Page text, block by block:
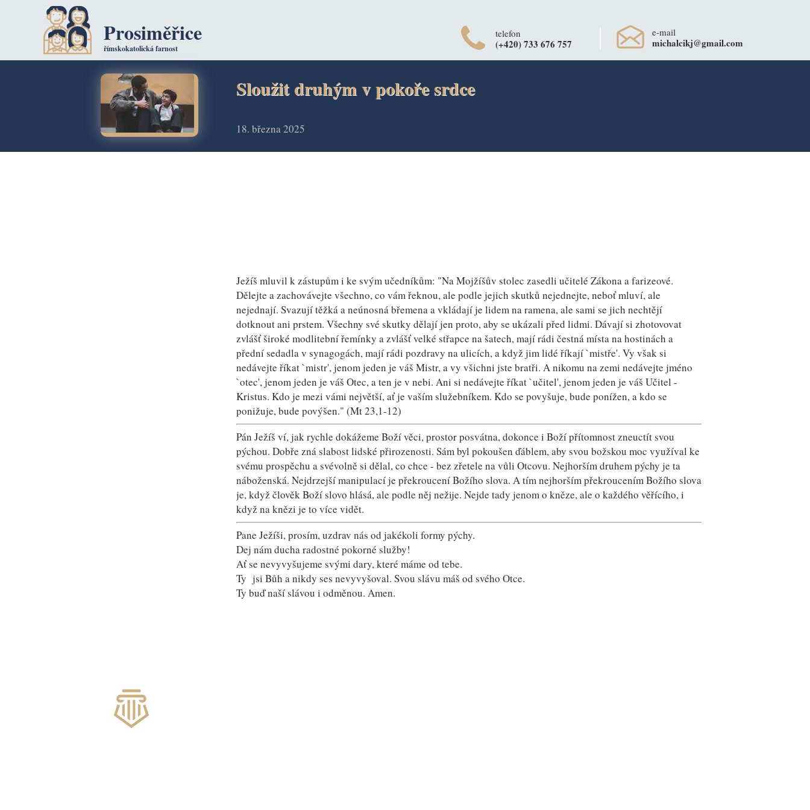
Prosiměřice
římskokatolická farnost
telefon
(+420) 733 676 757
e-mail
michalcikj@gmail.com
18. března 2025
Sloužit druhým v pokoře srdce
Ježíš mluvil k zástupům i ke svým učedníkům: "Na Mojžíšův stolec zasedli učitelé Zákona a farizeové.
Dělejte a zachovávejte všechno, co vám řeknou, ale podle jejich skutků nejednejte, neboť mluví, ale
nejednají. Svazují těžká a neúnosná břemena a vkládají je lidem na ramena, ale sami se jich nechtějí
dotknout ani prstem. Všechny své skutky dělají jen proto, aby se ukázali před lidmi. Dávají si zhotovovat
zvlášť široké modlitební řemínky a zvlášť velké střapce na šatech, mají rádi čestná místa na hostinách a
přední sedadla v synagogách, mají rádi pozdravy na ulicích, a když jim lidé říkají `mistře'. Vy však si
nedávejte říkat `mistr', jenom jeden je váš Mistr, a vy všichni jste bratři. A nikomu na zemi nedávejte jméno
`otec', jenom jeden je váš Otec, a ten je v nebi. Ani si nedávejte říkat `učitel', jenom jeden je váš Učitel -
Kristus. Kdo je mezi vámi největší, ať je vaším služebníkem. Kdo se povyšuje, bude ponížen, a kdo se
ponižuje, bude povýšen." (Mt 23,1-12)
Pán Ježíš ví, jak rychle dokážeme Boží věci, prostor posvátna, dokonce i Boží přítomnost zneuctít svou
pýchou. Dobře zná slabost lidské přirozenosti. Sám byl pokoušen ďáblem, aby svou božskou moc využíval ke
svému prospěchu a svévolně si dělal, co chce - bez zřetele na vůli Otcovu. Nejhorším druhem pýchy je ta
náboženská. Nejdrzejší manipulací je překroucení Božího slova. A tím nejhorším překroucením Božího slova
je, když člověk Boží slovo hlásá, ale podle něj nežije. Nejde tady jenom o kněze, ale o každého věřícího, i
když na knězi je to více vidět.
Pane Ježíši, prosím, uzdrav nás od jakékoli formy pýchy.
Dej nám ducha radostné pokorné služby!
Ať se nevyvyšujeme svými dary, které máme od tebe.
Ty jsi Bůh a nikdy ses nevyvyšoval. Svou slávu máš od svého Otce.
Ty buď naší slávou i odměnou. Amen.